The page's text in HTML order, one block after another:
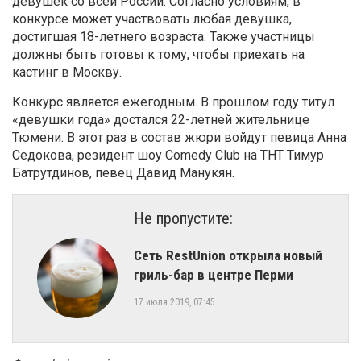
конкурсе может участвовать любая девушка,
достигшая 18-летнего возраста. Также участницы
должны быть готовы к тому, чтобы приехать на
кастинг в Москву.
Конкурс является ежегодным. В прошлом году титул
«девушки года» достался 22-летней жительнице
Тюмени. В этот раз в состав жюри войдут певица Анна
Седокова, резидент шоу Comedy Club на ТНТ Тимур
Батрутдинов, певец Давид Манукян.
Не пропустите:
Сеть RestUnion открыла новый
гриль-бар в центре Перми
17 июля 2019, 07:45